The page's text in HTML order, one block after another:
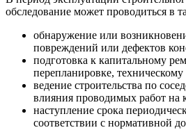
обследование может проводиться в
обнаружение или
повреждений или дефектов
подготовка к капитальному
перепланировке,
ведение строительства по
влияния проводимых работ на
наступление срока
соответствии с нормативной